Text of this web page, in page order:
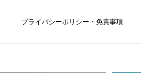
プライバシーポリシー・免責事項